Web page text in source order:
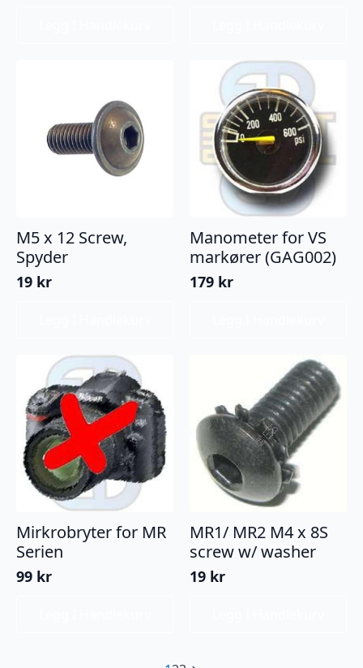
M5 x 12 Screw,
Spyder
19 kr
Manometer for VS
markører (GAG002)
179 kr
Mirkrobryter for MR
Serien
99 kr
MR1/ MR2 M4 x 8S
screw w/ washer
19 kr